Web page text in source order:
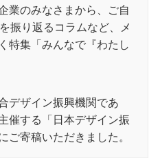
業のみなさまから、ご自
振り返るコラムなど、メ
特集「みんなで『わたし
デザイン振興機関であ
催する「日本デザイン振
ご寄稿いただきました。